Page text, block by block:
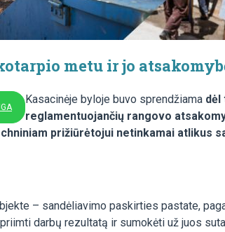
metu ir jo
Kasacinėje byloje buvo sprendžiama dėl
reglamentuojančių rangovo
prižiūrėtojui netinkamai atlikus
– sandėliavimo paskirties pastate,
darbų rezultatą ir sumokėti už juos